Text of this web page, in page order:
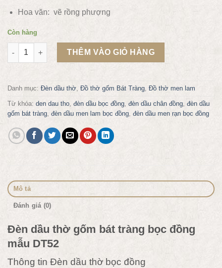
Hoa văn: vẽ rồng phượng
Còn hàng
Đèn dầu thờ gốm bát tràng bọc đồng mẫu DT52 số lượng
THÊM VÀO GIỎ HÀNG
Danh mục: Đèn dầu thờ, Đồ thờ gốm Bát Tràng, Đồ thờ men lam
Từ khóa: den dau tho, đèn dầu bọc đồng, đèn dầu chân đồng, đèn dầu
gốm bát tràng, đèn dầu men lam bọc đồng, đèn dầu men rạn bọc đồng
Mô tả
Đánh giá (0)
Đèn dầu thờ gốm bát tràng bọc đồng
mẫu DT52
Thông tin Đèn dầu thờ bọc đồng